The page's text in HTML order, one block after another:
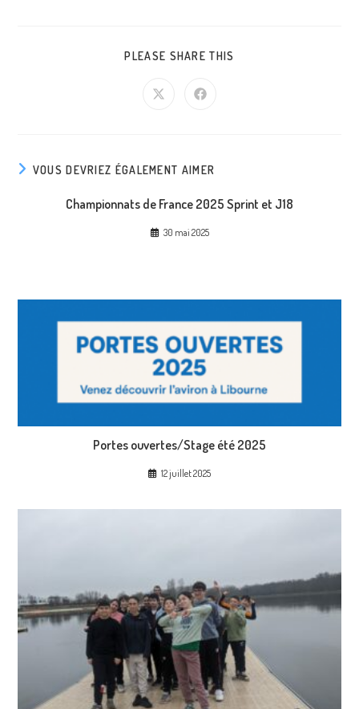
PLEASE SHARE THIS
VOUS DEVRIEZ ÉGALEMENT AIMER
Championnats de France 2025 Sprint et J18
30 mai 2025
Portes ouvertes/Stage été 2025
12 juillet 2025